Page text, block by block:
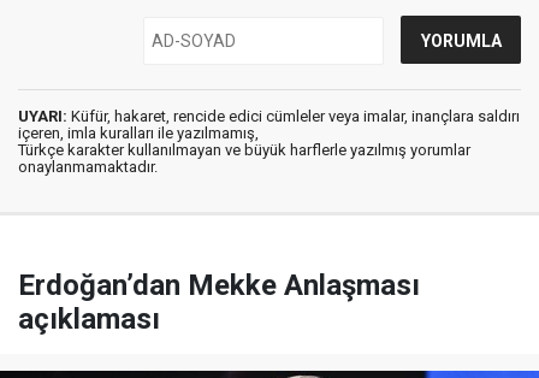
UYARI: Küfür, hakaret, rencide edici cümleler veya imalar, inançlara saldırı
içeren, imla kuralları ile yazılmamış,
Türkçe karakter kullanılmayan ve büyük harflerle yazılmış yorumlar
onaylanmamaktadır.
Erdoğan’dan Mekke Anlaşması
açıklaması